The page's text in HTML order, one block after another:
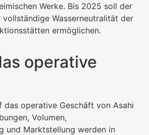
Werke. Bis 2025 soll der
vollständige Wasserneutralität der
ermöglichen.
operative
das operative Geschäft von Asahi
Volumen,
und Marktstellung werden in